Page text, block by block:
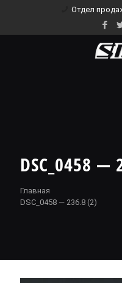
Отдел
DSC_0458 —
Главная
DSC_0458 — 236.8 (2)